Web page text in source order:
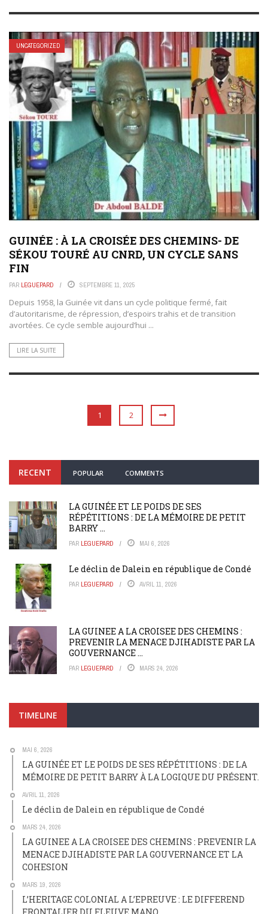
UNCATEGORIZED
GUINÉE : À LA CROISÉE DES CHEMINS- DE
SÉKOU TOURÉ AU CNRD, UN CYCLE SANS
FIN
PAR LEGUEPARD SEPTEMBRE 11, 2025
Depuis 1958, la Guinée vit dans un cycle politique fermé, fait
d’autoritarisme, de répression, d’espoirs trahis et de transition
avortées. Ce cycle semble aujourd’hui ...
LIRE LA SUITE
1 2
RECENT POPULAR COMMENTS
LA GUINÉE ET LE POIDS DE SES
RÉPÉTITIONS : DE LA MÉMOIRE DE PETIT
BARRY ...
PAR LEGUEPARD MAI 6, 2026
Le déclin de Dalein en république de Condé
PAR LEGUEPARD AVRIL 11, 2026
LA GUINEE A LA CROISEE DES CHEMINS :
PREVENIR LA MENACE DJIHADISTE PAR LA
GOUVERNANCE ...
PAR LEGUEPARD MARS 24, 2026
TIMELINE
MAI 6, 2026
LA GUINÉE ET LE POIDS DE SES RÉPÉTITIONS : DE LA
MÉMOIRE DE PETIT BARRY À LA LOGIQUE DU PRÉSENT.
AVRIL 11, 2026
Le déclin de Dalein en république de Condé
MARS 24, 2026
LA GUINEE A LA CROISEE DES CHEMINS : PREVENIR LA
MENACE DJIHADISTE PAR LA GOUVERNANCE ET LA
COHESION
MARS 19, 2026
L’HERITAGE COLONIAL A L’EPREUVE : LE DIFFEREND